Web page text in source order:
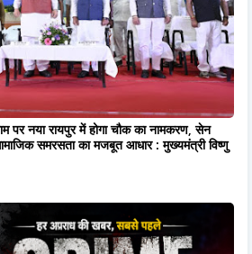
पर नया रायपुर में होगा चौक का नामकरण, सेन
समरसता का मजबूत आधार : मुख्यमंत्री विष्णु